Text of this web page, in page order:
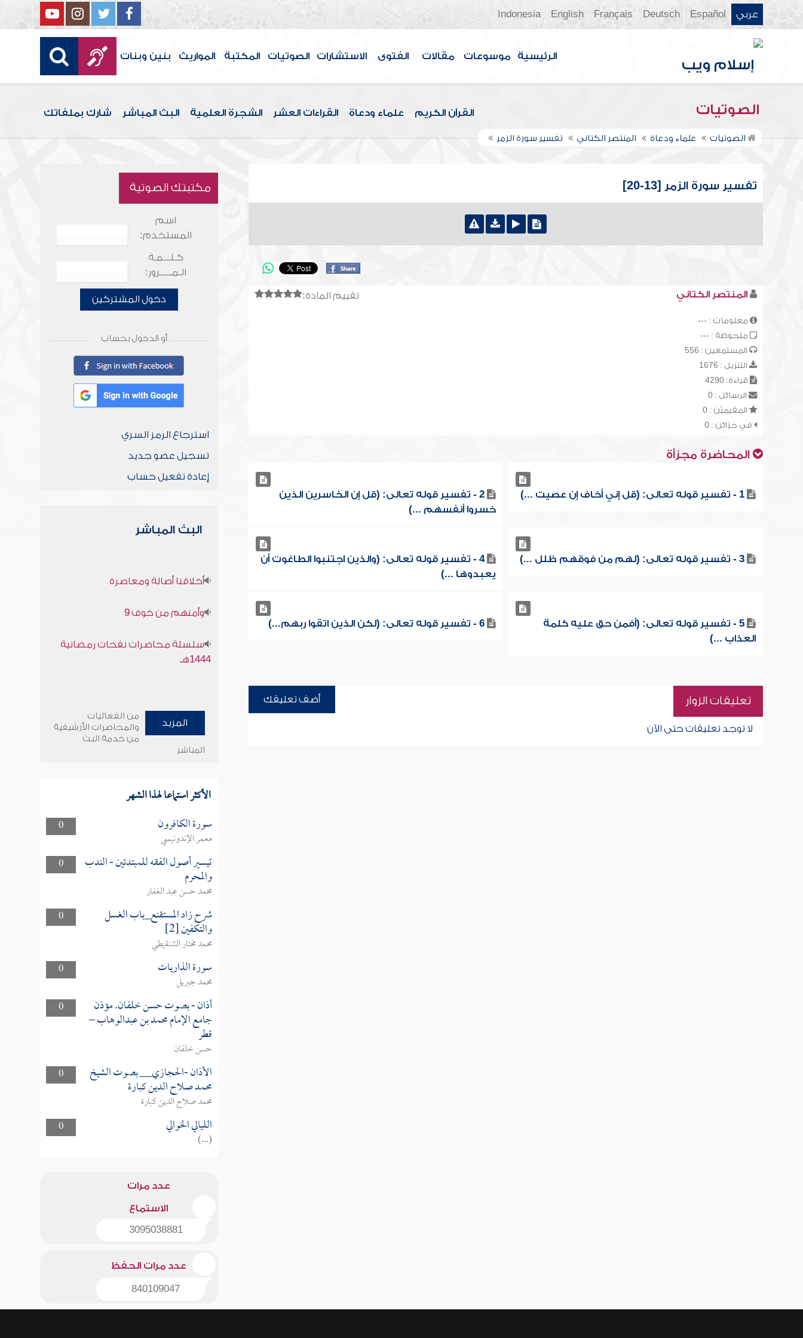
عربي Español
Deutsch
Français
English
Indonesia
الرئيسية موسوعات مقالات الفتوى الاستشارات الصوتيات المكتبة المواريث بنين وبنات
الصوتيات القرآن الكريم علماء ودعاة القراءات العشر الشجرة العلمية البث المباشر شارك بملفاتك
الصوتيات علماء ودعاة المنتصر الكتاني تفسير سورة الزمر
تفسير سورة الزمر [13-20]
تقييم المادة: المنتصر الكتاني
معلومات : ---
ملحوظة : ---
المستمعين : 556
التنزيل : 1676
قراءة: 4290
الرسائل : 0
المقيميّن : 0
في خزائن : 0
المحاضرة مجزأة
1 - تفسير قوله تعالى: (قل إني أخاف إن عصيت ...)
2 - تفسير قوله تعالى: (قل إن الخاسرين الذين
خسروا أنفسهم ...)
3 - تفسير قوله تعالى: (لهم من فوقهم ظلل ...)
4 - تفسير قوله تعالى: (والذين اجتنبوا الطاغوت أن
يعبدوها ...)
5 - تفسير قوله تعالى: (أفمن حق عليه كلمة
العذاب ...)
6 - تفسير قوله تعالى: (لكن الذين اتقوا ربهم...)
تعليقات الزوار أضف تعليقك
لا توجد تعليقات حتى الآن
مكتبتك الصوتية
اسم
المستخدم:
كـلـــمـة
الـمـــــرور:
دخول المشتركين
أو الدخول بحساب
استرجاع الرمز السري
تسجيل عضو جديد
إعادة تفعيل حساب
البث المباشر
أخلاقنا أصالة ومعاصرة
وأمنهم من خوف 9
سلسلة محاضرات نفحات رمضانية
1444هـ
المزيد
من الفعاليات
والمحاضرات الأرشيفية
من خدمة البث
المباشر
الأكثر استماعا لهذا الشهر
0 سورة الكافرون
معمر الإندونيسي
0
تيسير أصول الفقه للمبتدئين - الندب
والمحرم
محمد حسن عبد الغفار
0
شرح زاد المستقنع_باب الغسل
والتكفين [2]
محمد مختار الشنقيطي
0
سورة الذاريات
محمد جبريل
0
أذان - بصوت حسن خلفان. مؤذن
جامع الإمام محمد بن عبدالوهاب –
قطر
حسن خلفان
0
الأذان -الحجازي__ بصوت الشيخ
محمد صلاح الدين كبارة
محمد صلاح الدين كبارة
0
الليالي الخوالي
(...)
عدد مرات
الاستماع
3095038881
عدد مرات الحفظ
840109047